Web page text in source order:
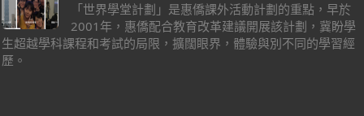
「世界學堂計劃」是惠僑課外活動計劃的重點，早於
2001年，惠僑配合教育改革建議開展該計劃，冀盼學
生超越學科課程和考試的局限，擴闊眼界，體驗與別不同的學習經
歷。